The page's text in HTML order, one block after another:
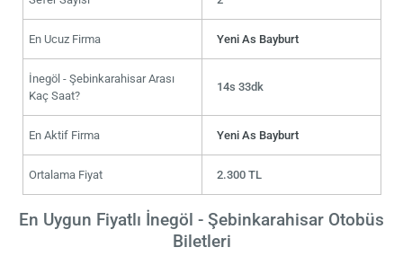
En Ucuz Firma Yeni As Bayburt
İnegöl - Şebinkarahisar Arası
Kaç Saat?
14s 33dk
En Aktif Firma Yeni As Bayburt
Ortalama Fiyat 2.300 TL
En Uygun Fiyatlı İnegöl - Şebinkarahisar Otobüs
Biletleri